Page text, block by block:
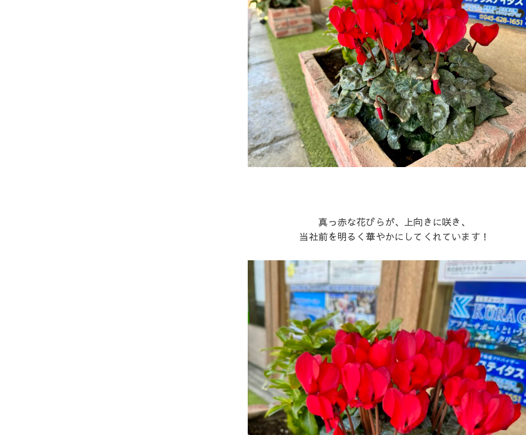
真っ赤な花びらが、上向きに咲き、
当社前を明るく華やかにしてくれています！